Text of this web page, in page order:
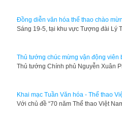
Đồng diễn văn hóa thể thao chào
Sáng 19-5, tại khu vực Tượng đài Lý
Thủ tướng chúc mừng vận động viên
Thủ tướng Chính phủ Nguyễn Xuân
Khai mạc Tuần Văn hóa - Thể thao
Với chủ đề “70 năm Thể thao Việt